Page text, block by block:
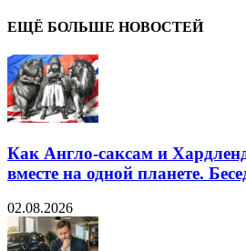
ЕЩЁ БОЛЬШЕ НОВОСТЕЙ
Как Англо-саксам и
вместе на одной планете.
02.08.2026